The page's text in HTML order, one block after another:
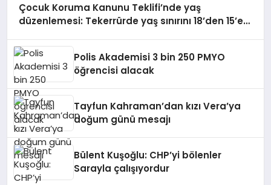
Çocuk Koruma Kanunu Teklifi’nde yaş
düzenlemesi: Tekerrürde yaş sınırını 18’den 15’e
Polis Akademisi 3 bin 250 PMYO
öğrencisi alacak
Tayfun Kahraman’dan kızı Vera’ya
doğum günü mesajı
Bülent Kuşoğlu: CHP’yi bölenler
Sarayla çalışıyordur